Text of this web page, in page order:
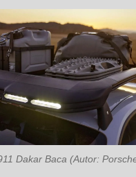
Dakar Baca (Autor: